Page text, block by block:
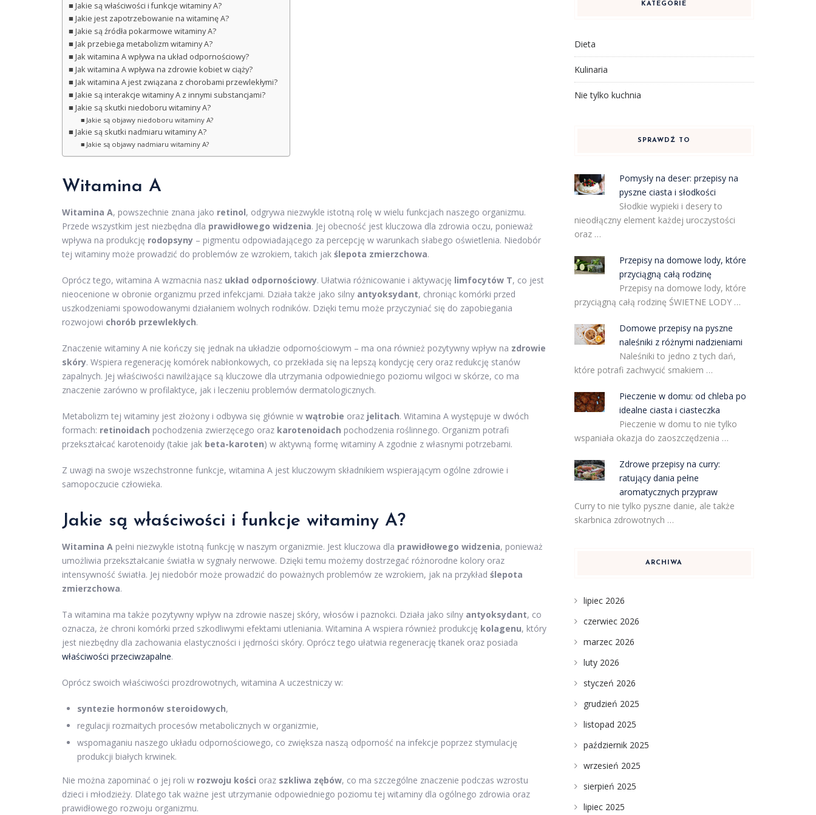
Jakie są właściwości i funkcje witaminy A?
Jakie jest zapotrzebowanie na witaminę A?
Jakie są źródła pokarmowe witaminy A?
Jak przebiega metabolizm witaminy A?
Jak witamina A wpływa na układ odpornościowy?
Jak witamina A wpływa na zdrowie kobiet w ciąży?
Jak witamina A jest związana z chorobami przewlekłymi?
Jakie są interakcje witaminy A z innymi substancjami?
Jakie są skutki niedoboru witaminy A?
Jakie są objawy niedoboru witaminy A?
Jakie są skutki nadmiaru witaminy A?
Jakie są objawy nadmiaru witaminy A?
Witamina A
Witamina A, powszechnie znana jako retinol, odgrywa niezwykle istotną rolę w wielu funkcjach naszego organizmu.
Przede wszystkim jest niezbędna dla prawidłowego widzenia. Jej obecność jest kluczowa dla zdrowia oczu, ponieważ
wpływa na produkcję rodopsyny – pigmentu odpowiadającego za percepcję w warunkach słabego oświetlenia. Niedobór
tej witaminy może prowadzić do problemów ze wzrokiem, takich jak ślepota zmierzchowa.
Oprócz tego, witamina A wzmacnia nasz układ odpornościowy. Ułatwia różnicowanie i aktywację limfocytów T, co jest
nieocenione w obronie organizmu przed infekcjami. Działa także jako silny antyoksydant, chroniąc komórki przed
uszkodzeniami spowodowanymi działaniem wolnych rodników. Dzięki temu może przyczyniać się do zapobiegania
rozwojowi chorób przewlekłych.
Znaczenie witaminy A nie kończy się jednak na układzie odpornościowym – ma ona również pozytywny wpływ na zdrowie
skóry. Wspiera regenerację komórek nabłonkowych, co przekłada się na lepszą kondycję cery oraz redukcję stanów
zapalnych. Jej właściwości nawilżające są kluczowe dla utrzymania odpowiedniego poziomu wilgoci w skórze, co ma
znaczenie zarówno w profilaktyce, jak i leczeniu problemów dermatologicznych.
Metabolizm tej witaminy jest złożony i odbywa się głównie w wątrobie oraz jelitach. Witamina A występuje w dwóch
formach: retinoidach pochodzenia zwierzęcego oraz karotenoidach pochodzenia roślinnego. Organizm potrafi
przekształcać karotenoidy (takie jak beta-karoten) w aktywną formę witaminy A zgodnie z własnymi potrzebami.
Z uwagi na swoje wszechstronne funkcje, witamina A jest kluczowym składnikiem wspierającym ogólne zdrowie i
samopoczucie człowieka.
Jakie są właściwości i funkcje witaminy A?
Witamina A pełni niezwykle istotną funkcję w naszym organizmie. Jest kluczowa dla prawidłowego widzenia, ponieważ
umożliwia przekształcanie światła w sygnały nerwowe. Dzięki temu możemy dostrzegać różnorodne kolory oraz
intensywność światła. Jej niedobór może prowadzić do poważnych problemów ze wzrokiem, jak na przykład ślepota
zmierzchowa.
Ta witamina ma także pozytywny wpływ na zdrowie naszej skóry, włosów i paznokci. Działa jako silny antyoksydant, co
oznacza, że chroni komórki przed szkodliwymi efektami utleniania. Witamina A wspiera również produkcję kolagenu, który
jest niezbędny dla zachowania elastyczności i jędrności skóry. Oprócz tego ułatwia regenerację tkanek oraz posiada
właściwości przeciwzapalne.
Oprócz swoich właściwości prozdrowotnych, witamina A uczestniczy w:
syntezie hormonów steroidowych,
regulacji rozmaitych procesów metabolicznych w organizmie,
wspomaganiu naszego układu odpornościowego, co zwiększa naszą odporność na infekcje poprzez stymulację
produkcji białych krwinek.
Nie można zapominać o jej roli w rozwoju kości oraz szkliwa zębów, co ma szczególne znaczenie podczas wzrostu
dzieci i młodzieży. Dlatego tak ważne jest utrzymanie odpowiedniego poziomu tej witaminy dla ogólnego zdrowia oraz
prawidłowego rozwoju organizmu.
KATEGORIE
Dieta
Kulinaria
Nie tylko kuchnia
SPRAWDŹ TO
Pomysły na deser: przepisy na
pyszne ciasta i słodkości
Słodkie wypieki i desery to
nieodłączny element każdej uroczystości
oraz …
Przepisy na domowe lody, które
przyciągną całą rodzinę
Przepisy na domowe lody, które
przyciągną całą rodzinę ŚWIETNE LODY …
Domowe przepisy na pyszne
naleśniki z różnymi nadzieniami
Naleśniki to jedno z tych dań,
które potrafi zachwycić smakiem …
Pieczenie w domu: od chleba po
idealne ciasta i ciasteczka
Pieczenie w domu to nie tylko
wspaniała okazja do zaoszczędzenia …
Zdrowe przepisy na curry:
ratujący dania pełne
aromatycznych przypraw
Curry to nie tylko pyszne danie, ale także
skarbnica zdrowotnych …
ARCHIWA
lipiec 2026
czerwiec 2026
marzec 2026
luty 2026
styczeń 2026
grudzień 2025
listopad 2025
październik 2025
wrzesień 2025
sierpień 2025
lipiec 2025